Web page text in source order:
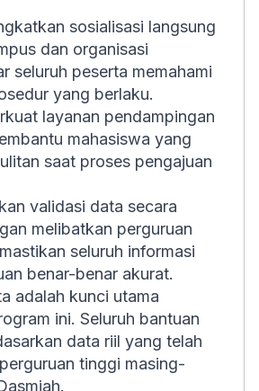
sosialisasi langsung
dan organisasi
seluruh peserta memahami
yang berlaku.
layanan pendampingan
mahasiswa yang
saat proses pengajuan
validasi data secara
melibatkan perguruan
seluruh informasi
benar-benar akurat.
adalah kunci utama
ini. Seluruh bantuan
data riil yang telah
tinggi masing-